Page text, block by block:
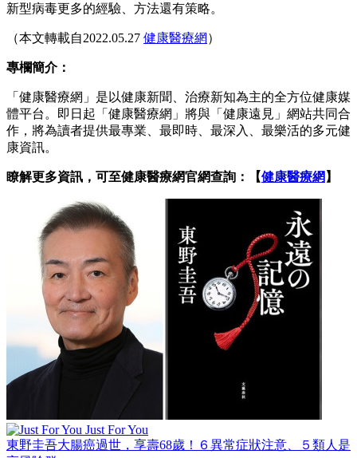
新型病毒更多的經驗、方法還有策略。
（本文轉載自2022.05.27 健康醫療網 ）
專欄簡介：
「健康醫療網」是以健康新聞、治療新知為主的全方位健康媒
體平台。即日起「健康醫療網」將與「健康遠見」網站共同合
作，將為讀者提供最專業、最即時、最深入、最樂活的多元健
康資訊。
瞭解更多資訊，可至健康醫療網官網查詢：【健康醫療網 】
Just For You
東野圭吾大腸癌過世，享壽68歲！６異常症狀注意、５類人是